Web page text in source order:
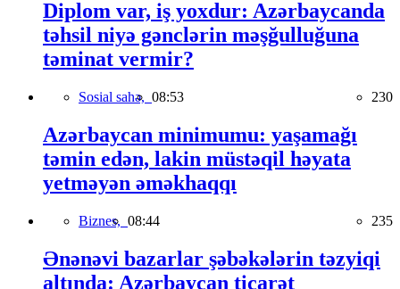
Diplom var, iş yoxdur: Azərbaycanda
təhsil niyə gənclərin məşğulluğuna
təminat vermir?
Sosial sahə, 08:53 230
Azərbaycan minimumu: yaşamağı
təmin edən, lakin müstəqil həyata
yetməyən əməkhaqqı
Biznes, 08:44 235
Ənənəvi bazarlar şəbəkələrin təzyiqi
altında: Azərbaycan ticarət